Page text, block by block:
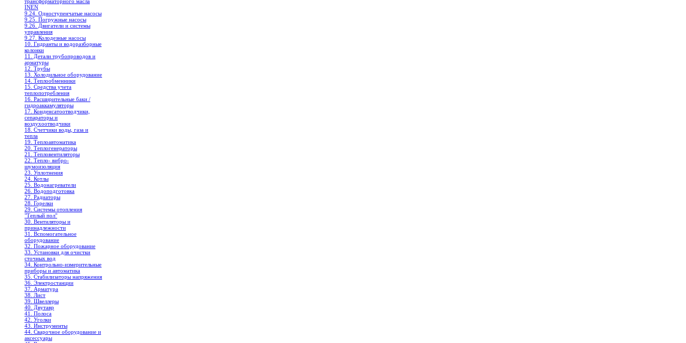
INEN
9.24. Одноступенчатые насосы
9.25. Погружные насосы
9.26. Двигатели и системы
управления
9.27. Колодезные насосы
10. Гидранты и водоразборные
колонки
11. Детали трубопроводов и
арматуры
12. Трубы
13. Холодильное oборудование
14. Теплообменники
15. Средства учета
теплопотребления
16. Расширительные баки /
гидроаккамуляторы
17. Конденсатоотводчики,
сепараторы и
воздухоотводчики
18. Счетчики воды, газа и
тепла
19. Теплоавтоматика
20. Теплогенераторы
21. Тепловентиляторы
22. Тепло- вибро-
шумоизоляция
23. Уплотнения
24. Котлы
25. Водонагреватели
26. Водоподготовка
27. Радиаторы
28. Горелки
29. Системы отопления
"Теплый пол"
30. Вентиляторы и
принадлежности
31. Вспомогательное
оборудование
32. Пожарное оборудование
33. Установки для очистки
сточных вод
34. Контрольно-измерительные
приборы и автоматика
35. Стабилизаторы напряжения
36. Электростанции
37. Арматура
38. Лист
39. Швеллеры
40. Двутавр
41. Полоса
42. Уголки
43. Инструменты
44. Сварочное оборудование и
аксессуары